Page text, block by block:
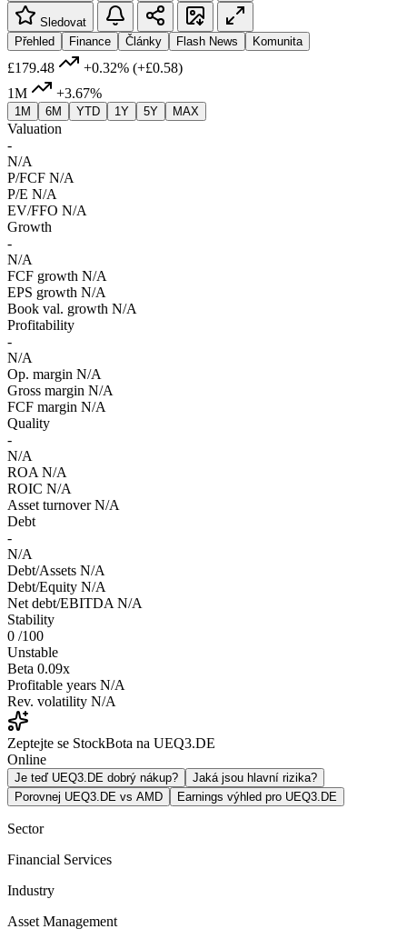
Sledovat
Přehled
Finance Články Flash News Komunita
£179.48 +0.32% (+£0.58)
1M
+3.67%
1M 6M YTD 1Y 5Y MAX
Valuation
-
N/A
P/FCF N/A
P/E N/A
EV/FFO N/A
Growth
-
N/A
FCF growth N/A
EPS growth N/A
Book val. growth N/A
Profitability
-
N/A
Op. margin N/A
Gross margin N/A
FCF margin N/A
Quality
-
N/A
ROA N/A
ROIC N/A
Asset turnover N/A
Debt
-
N/A
Debt/Assets N/A
Debt/Equity N/A
Net debt/EBITDA N/A
Stability
0 /100
Unstable
Beta 0.09x
Profitable years N/A
Rev. volatility N/A
Zeptejte se StockBota na UEQ3.DE
Online
Je teď UEQ3.DE dobrý nákup?
Jaká jsou hlavní rizika?
Porovnej UEQ3.DE vs AMD
Earnings výhled pro UEQ3.DE
Sector
Financial Services
Industry
Asset Management